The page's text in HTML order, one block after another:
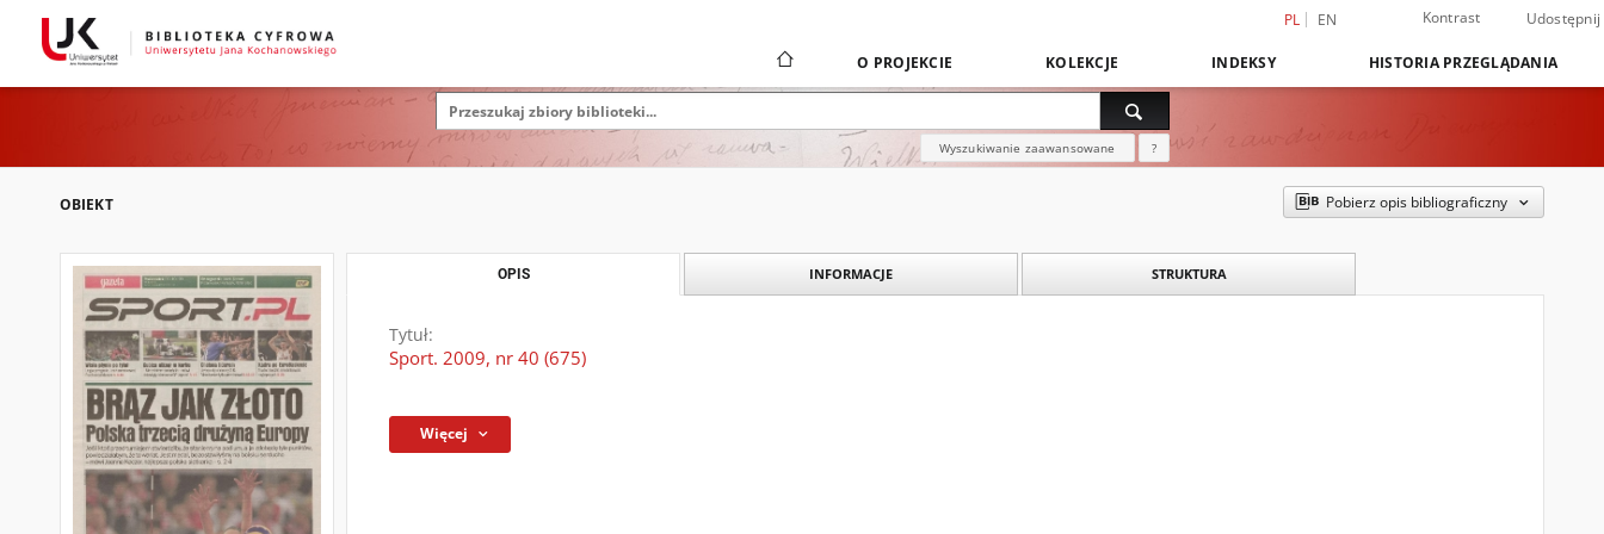
PL EN Kontrast Udostępnij
O PROJEKCIE KOLEKCJE INDEKSY HISTORIA PRZEGLĄDANIA
Wyszukiwanie zaawansowane ?
OBIEKT Pobierz opis bibliograficzny
OPIS INFORMACJE STRUKTURA
Tytuł:
Sport. 2009, nr 40 (675)
Więcej